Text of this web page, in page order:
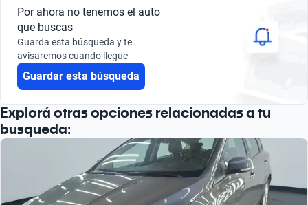
Buscá por modelo
Buscá por versión
Por ahora no tenemos el auto
que buscas
Guarda esta búsqueda y te
avisaremos cuando llegue
Guardar esta búsqueda
Explorá otras opciones relacionadas a tu
busqueda: